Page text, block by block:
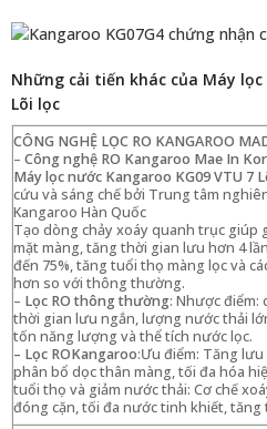
Những cải tiến khác của Máy lọc
Lõi lọc
CÔNG NGHỆ LỌC RO KANGAROO
– Công nghệ RO Kangaroo Mae In
Máy lọc nước Kangaroo KG09 VTU 7
cứu và sáng chế bởi Trung tâm
Kangaroo Hàn Quốc
Tạo dòng chảy xoáy quanh trục giúp
mặt màng, tăng thời gian lưu hơn 4
đến 75%, tăng tuổi thọ màng lọc và
hơn so với thông thường.
– Lọc RO thông thường: Nhược điểm:
thời gian lưu ngắn, lượng nước thải
tốn năng lượng và thể tích nước lọc.
– Lọc ROKangaroo:Ưu điểm: Tăng
phân bổ dọc thân màng, tối đa hóa
tuổi thọ và giảm nước thải: Cơ chế
đóng cặn, tối đa nước tinh khiết, tăng